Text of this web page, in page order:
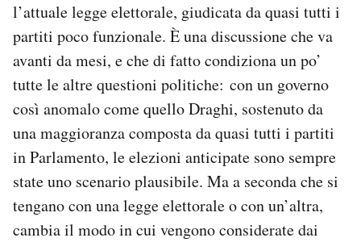
Area Personale
Newsletter
Notifiche mobile
Regala il Post
Hai bisogno di aiuto?
l’attuale legge elettorale, giudicata da quasi tutti i
partiti poco funzionale. È una discussione che va
avanti da mesi, e che di fatto condiziona un po’
tutte le altre questioni politiche: con un governo
così anomalo come quello Draghi, sostenuto da
una maggioranza composta da quasi tutti i partiti
in Parlamento, le elezioni anticipate sono sempre
state uno scenario plausibile. Ma a seconda che si
tengano con una legge elettorale o con un’altra,
cambia il modo in cui vengono considerate dai